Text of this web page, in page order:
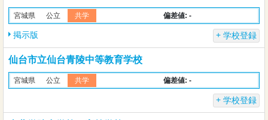
宮城県 公立 共学 偏差値: -
掲示版 学校登録
仙台市立仙台青陵中等教育学校
宮城県 公立 共学 偏差値: -
学校登録